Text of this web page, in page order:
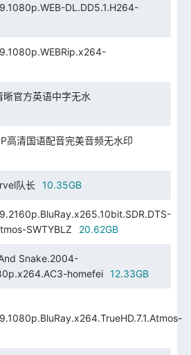
DL.DD5.1.H264-
官方英语中字无水
高清国语配音完美音频无水印
队长 10.35GB
SWTYBLZ
20.62GB
Snake.2004-
homefei
12.33GB